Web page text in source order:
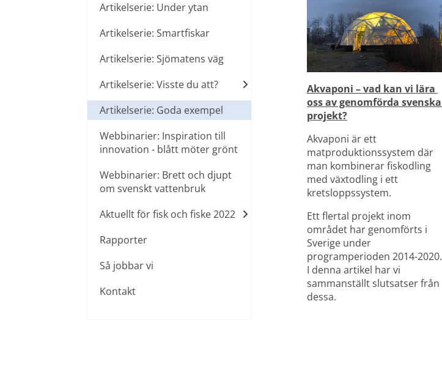
Artikelserie: Under ytan
Artikelserie: Smartfiskar
Artikelserie: Sjömatens väg
Artikelserie: Visste du att?
Artikelserie: Goda exempel
Webbinarier: Inspiration till
innovation - blått möter grönt
Webbinarier: Brett och djupt
om svenskt vattenbruk
Aktuellt för fisk och fiske 2022
Rapporter
Så jobbar vi
Kontakt
Akvaponi – vad kan vi lära
oss av genomförda svenska
projekt?
Akvaponi är ett
matproduktionssystem där
man kombinerar fiskodling
med växtodling i ett
kretsloppssystem.
Ett flertal projekt inom
området har genomförts i
Sverige under
programperioden 2014-2020.
I denna artikel har vi
sammanställt slutsatser från
dessa.